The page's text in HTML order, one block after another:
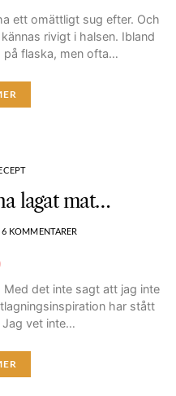
ett omättligt sug efter. Och
rivigt i halsen. Ibland
på flaska, men ofta…
lagat mat…
6 KOMMENTARER
det inte sagt att jag inte
har stått
vet inte…